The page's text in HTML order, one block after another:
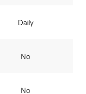
Daily
No
No